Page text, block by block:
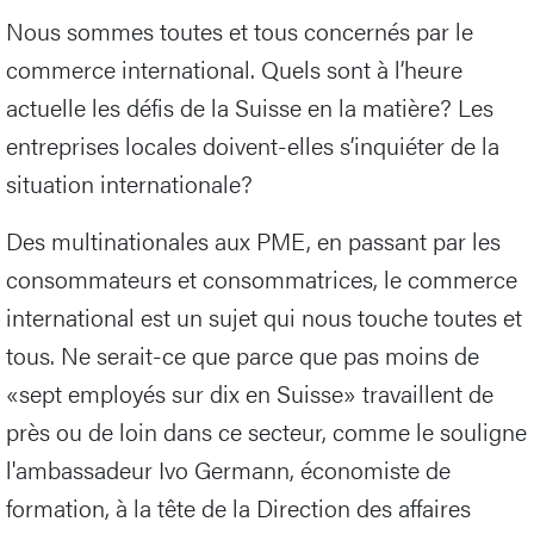
Nous sommes toutes et tous concernés par le
commerce international. Quels sont à l’heure
actuelle les défis de la Suisse en la matière? Les
entreprises locales doivent-elles s’inquiéter de la
situation internationale?
Des multinationales aux PME, en passant par les
consommateurs et consommatrices, le commerce
international est un sujet qui nous touche toutes et
tous. Ne serait-ce que parce que pas moins de
«sept employés sur dix en Suisse» travaillent de
près ou de loin dans ce secteur, comme le souligne
l'ambassadeur Ivo Germann, économiste de
formation, à la tête de la Direction des affaires